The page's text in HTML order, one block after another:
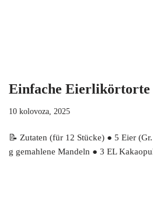
Einfache Eierlikörtorte
10 kolovoza, 2025
📝 Zutaten (für 12 Stücke) ● 5 Eier
g gemahlene Mandeln ● 3 EL